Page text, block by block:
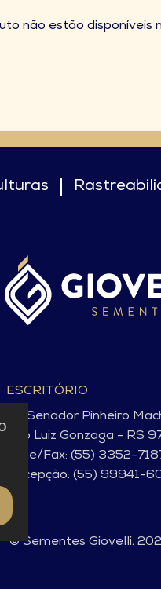
não estão disponíveis
ESCRITÓRIO
Av. Senador Pinheiro
São Luiz Gonzaga - RS
Fone/Fax: (55) 3352-
Recepção: (55) 99941-
© Sementes Giovelli.